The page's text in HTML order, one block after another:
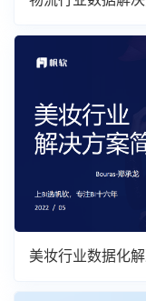
美妆行业数据化